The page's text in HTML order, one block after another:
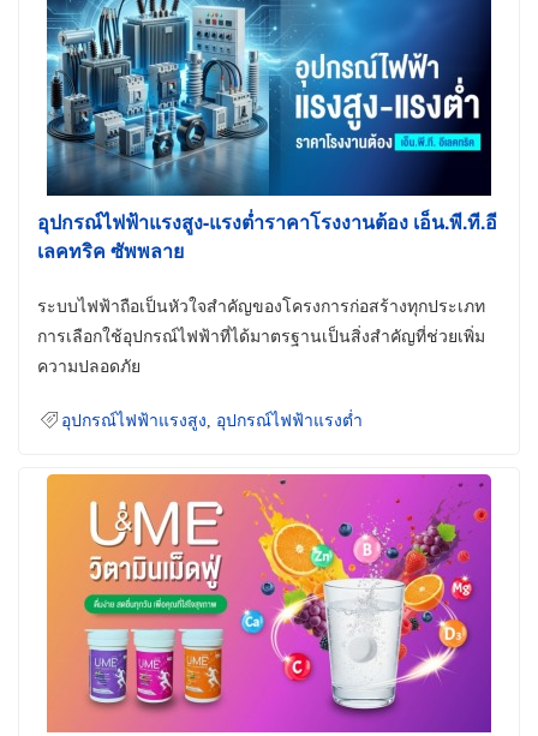
อุปกรณ์ไฟฟ้าแรงสูง-แรงต่ำราคาโรงงานต้อง เอ็น.พี.ที.อี
เลคทริค ซัพพลาย
ระบบไฟฟ้าถือเป็นหัวใจสำคัญของโครงการก่อสร้างทุกประเภท
การเลือกใช้อุปกรณ์ไฟฟ้าที่ได้มาตรฐานเป็นสิ่งสำคัญที่ช่วยเพิ่ม
ความปลอดภัย
อุปกรณ์ไฟฟ้าแรงสูง อุปกรณ์ไฟฟ้าแรงต่ำ